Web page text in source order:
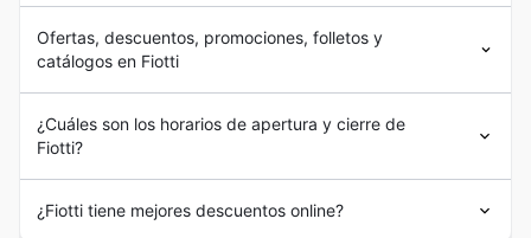
Ofertas, descuentos, promociones, folletos y
catálogos en Fiotti
¿Cuáles son los horarios de apertura y cierre de
Fiotti?
¿Fiotti tiene mejores descuentos online?